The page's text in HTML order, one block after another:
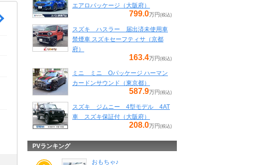
エアロパッケージ（大阪府）
799.0万円 (税込)
スズキ ハスラー 届出済未使用車
禁煙車 スズキセーフティサ（京都
府）
163.4万円 (税込)
ミニ ミニ Oパッケージ ハーマン
カードンサウンド（東京都）
587.9万円 (税込)
スズキ ジムニー 4型モデル 4AT
車 スズキ保証付（大阪府）
208.0万円 (税込)
PVランキング
おもちゃ♪